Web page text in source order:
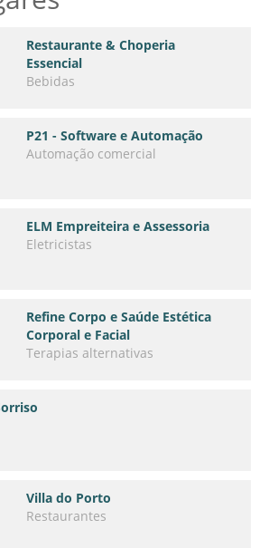
Restaurante & Choperia
Essencial
Bebidas
P21 - Software e Automação
Automação comercial
ELM Empreiteira e Assessoria
Eletricistas
Refine Corpo e Saúde Estética
Corporal e Facial
Terapias alternativas
Villa do Porto
Restaurantes